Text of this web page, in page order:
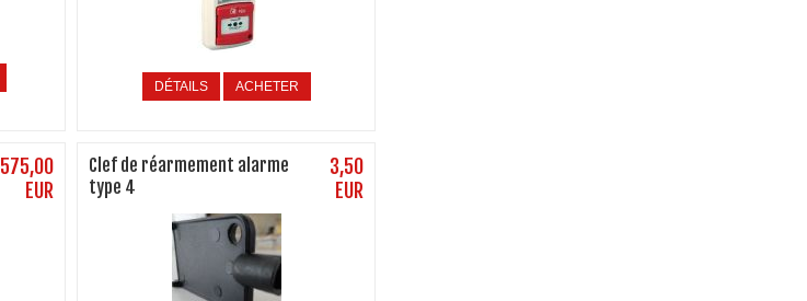
DÉTAILS ACHETER
575,00
EUR
Clef de réarmement alarme
type 4
3,50
EUR